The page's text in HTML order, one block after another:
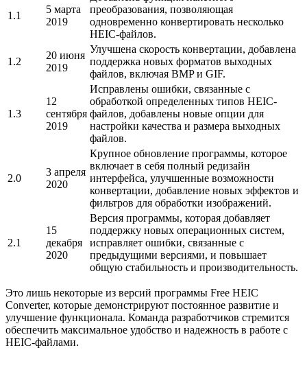
1.1
5 марта
2019
преобразования, позволяющая
одновременно конвертировать несколько
HEIC-файлов.
1.2
20 июня
2019
Улучшена скорость конвертации, добавлена
поддержка новых форматов выходных
файлов, включая BMP и GIF.
1.3
12
сентября
2019
Исправлены ошибки, связанные с
обработкой определенных типов HEIC-
файлов, добавлены новые опции для
настройки качества и размера выходных
файлов.
2.0
3 апреля
2020
Крупное обновление программы, которое
включает в себя полный редизайн
интерфейса, улучшенные возможности
конвертации, добавление новых эффектов и
фильтров для обработки изображений.
2.1
15
декабря
2020
Версия программы, которая добавляет
поддержку новых операционных систем,
исправляет ошибки, связанные с
предыдущими версиями, и повышает
общую стабильность и производительность.
Это лишь некоторые из версий программы Free HEIC
Converter, которые демонстрируют постоянное развитие и
улучшение функционала. Команда разработчиков стремится
обеспечить максимальное удобство и надежность в работе с
HEIC-файлами.